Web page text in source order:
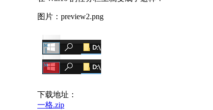
图片：preview2.png
下载地址：
一格.zip